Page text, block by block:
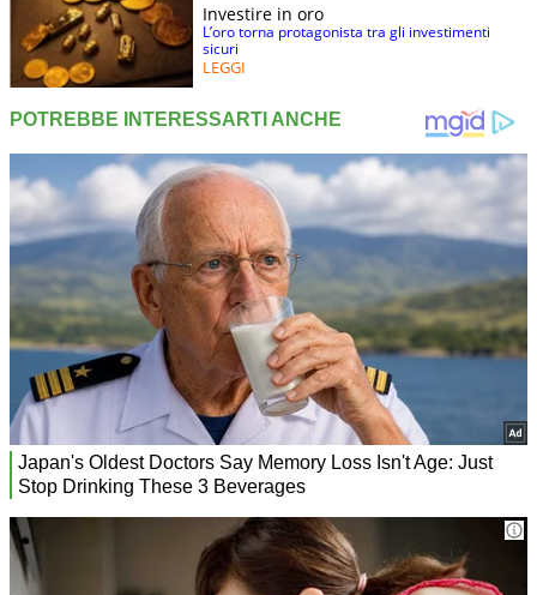
Investire in oro
L’oro torna protagonista tra gli investimenti
sicuri
LEGGI